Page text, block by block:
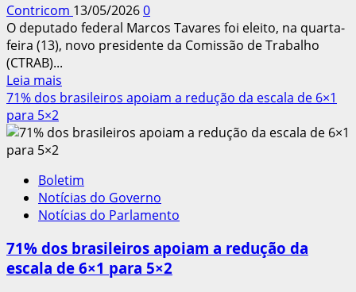
quer
enterrar
escala
6×1
Contricom 13/05/20260
O deputado federal Marcos Tavares foi eleito, na quarta-
feira (13), novo presidente da Comissão de Trabalho
(CTRAB)...
Leia mais
mais
Marcos
presidência
da
Comissão
Trabalho
da
71% dos brasileiros apoiam a redução da escala de 6×1
para 5×2
Boletim
Notícias do Governo
Notícias do Parlamento
71% dos brasileiros apoiam a redução da
escala de 6×1 para 5×2